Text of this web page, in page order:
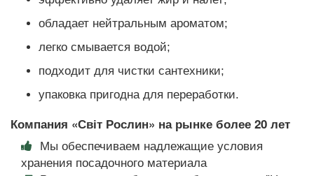
обладает нейтральным ароматом;
легко смывается водой;
подходит для чистки сантехники;
упаковка пригодна для переработки.
Компания «Світ Рослин» на рынке более 20 лет
Мы обеспечиваем надлежащие условия
хранения посадочного материала